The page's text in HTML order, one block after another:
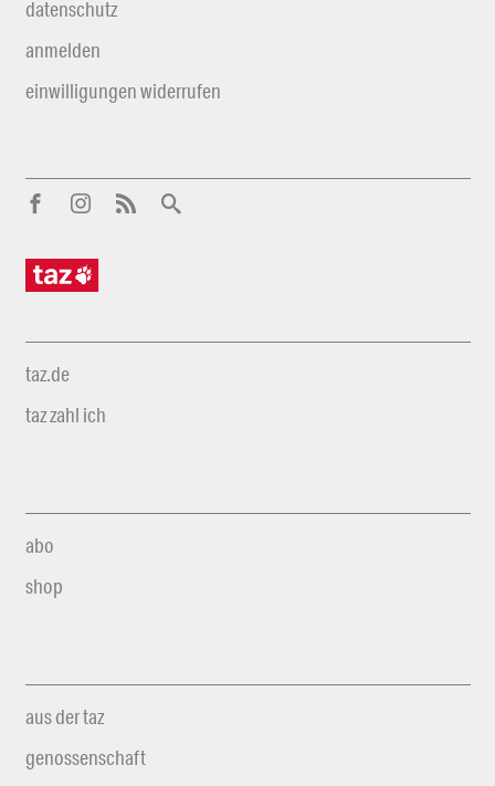
datenschutz
anmelden
einwilligungen widerrufen
taz.de
taz zahl ich
abo
shop
aus der taz
genossenschaft